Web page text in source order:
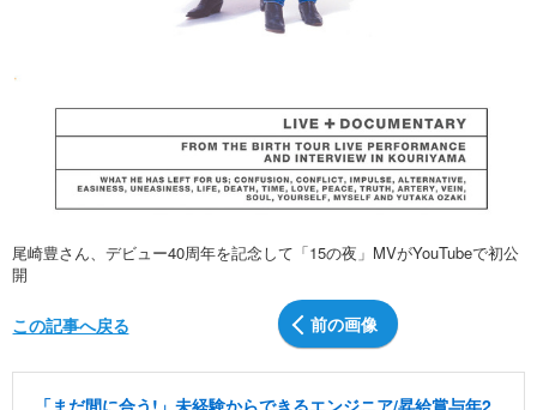
尾崎豊さん、デビュー40周年を記念して「15の夜」MVがYouTubeで初公
開
前の画像
この記事へ戻る
「まだ間に合う!」未経験からできるエンジニア/昇給賞与年2